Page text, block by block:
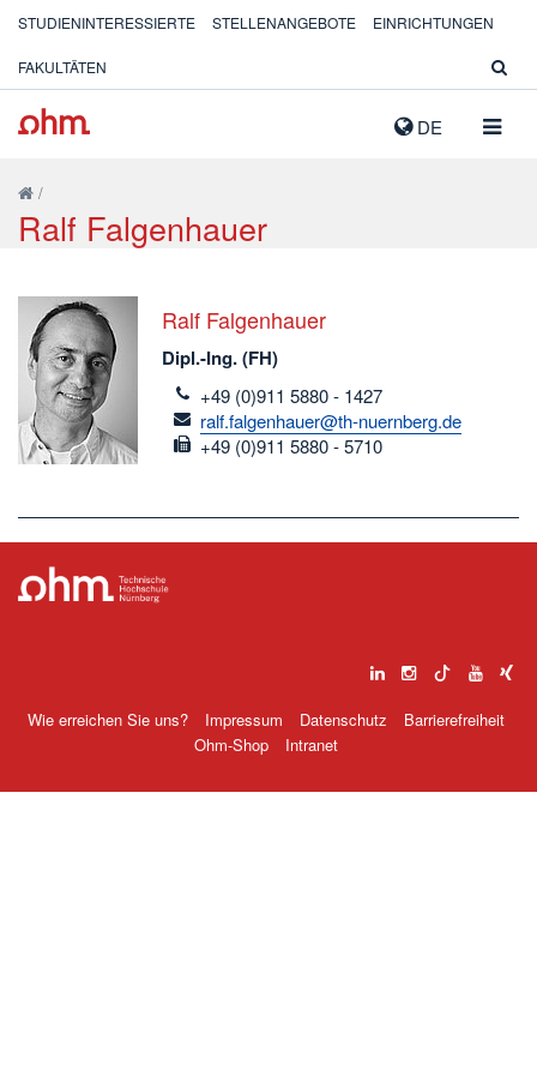
DE
STUDIENINTERESSIERTE STELLENANGEBOTE EINRICHTUNGEN
FAKULTÄTEN
/
Ralf Falgenhauer
Ralf Falgenhauer
Dipl.-Ing. (FH)
telefon
+49 (0)911 5880 - 1427
email
ralf.falgenhauer@th-nuernberg.de
fax
+49 (0)911 5880 - 5710
Wie erreichen Sie uns? Impressum Datenschutz
Barrierefreiheit
Ohm-Shop
Intranet